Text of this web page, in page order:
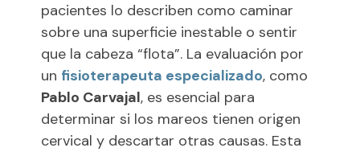
pacientes lo describen como caminar
sobre una superficie inestable o sentir
que la cabeza “flota”. La evaluación por
un fisioterapeuta especializado, como
Pablo Carvajal, es esencial para
determinar si los mareos tienen origen
cervical y descartar otras causas. Esta